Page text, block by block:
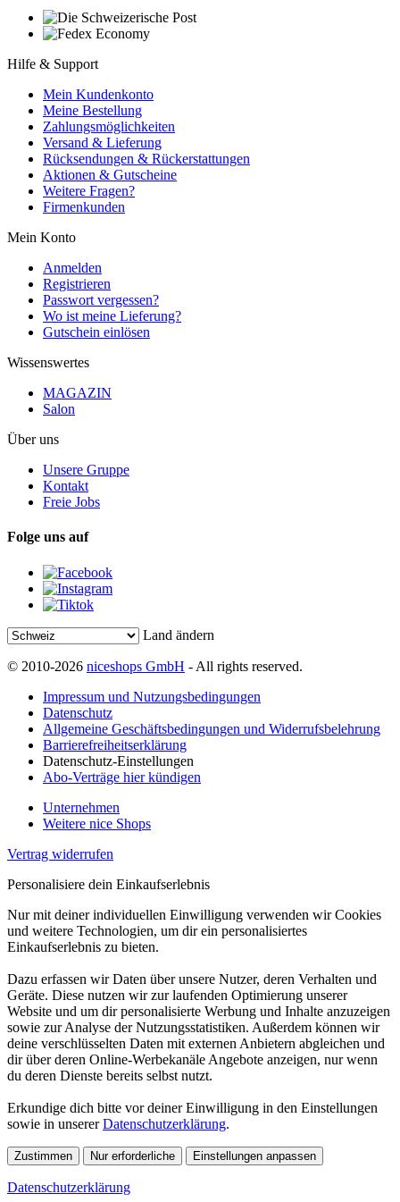
Hilfe & Support
Mein Kundenkonto
Meine Bestellung
Zahlungsmöglichkeiten
Versand & Lieferung
Rücksendungen & Rückerstattungen
Aktionen & Gutscheine
Weitere Fragen?
Firmenkunden
Mein Konto
Anmelden
Registrieren
Passwort vergessen?
Wo ist meine Lieferung?
Gutschein einlösen
Wissenswertes
MAGAZIN
Salon
Über uns
Unsere Gruppe
Kontakt
Freie Jobs
Folge uns auf
Land ändern
© 2010-2026 niceshops GmbH - All rights reserved.
Impressum und Nutzungsbedingungen
Datenschutz
Allgemeine Geschäftsbedingungen und Widerrufsbelehrung
Barrierefreiheitserklärung
Datenschutz-Einstellungen
Abo-Verträge hier kündigen
Unternehmen
Weitere nice Shops
Vertrag widerrufen
Personalisiere dein Einkaufserlebnis
Nur mit deiner individuellen Einwilligung verwenden wir Cookies
und weitere Technologien, um dir ein personalisiertes
Einkaufserlebnis zu bieten.
Dazu erfassen wir Daten über unsere Nutzer, deren Verhalten und
Geräte. Diese nutzen wir zur laufenden Optimierung unserer
Website und um dir personalisierte Werbung und Inhalte anzuzeigen
sowie zur Analyse der Nutzungsstatistiken. Außerdem können wir
deine verschlüsselten Daten mit externen Anbietern abgleichen und
dir über deren Online-Werbekanäle Angebote anzeigen, nur wenn
du deren Dienste bereits selbst nutzt.
Erkundige dich bitte vor deiner Einwilligung in den Einstellungen
sowie in unsererDatenschutzerklärung.
Zustimmen Nur erforderliche Einstellungen anpassen
Datenschutzerklärung